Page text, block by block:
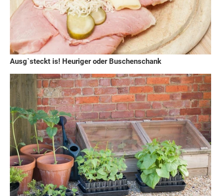
Ausg`steckt is! Heuriger oder Buschenschank